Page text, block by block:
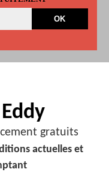
gratuits
actuelles et